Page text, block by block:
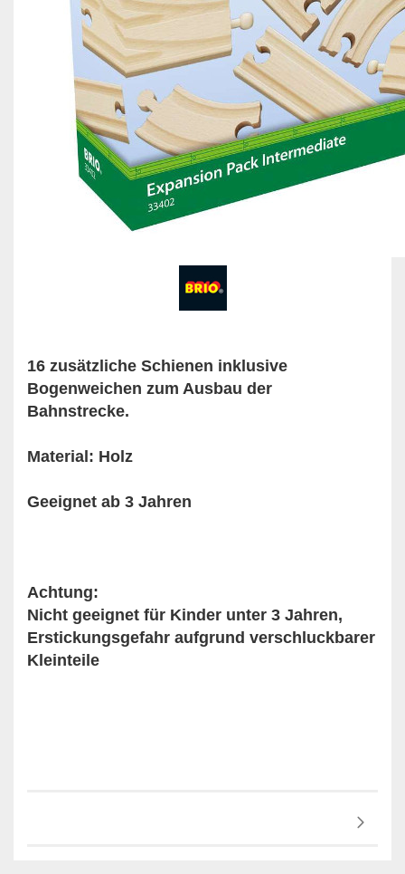
16 zusätzliche Schienen inklusive
Bogenweichen zum Ausbau der
Bahnstrecke.
Material: Holz
Geeignet ab 3 Jahren
Achtung:
Nicht geeignet für Kinder unter 3 Jahren,
Erstickungsgefahr aufgrund verschluckbarer
Kleinteile